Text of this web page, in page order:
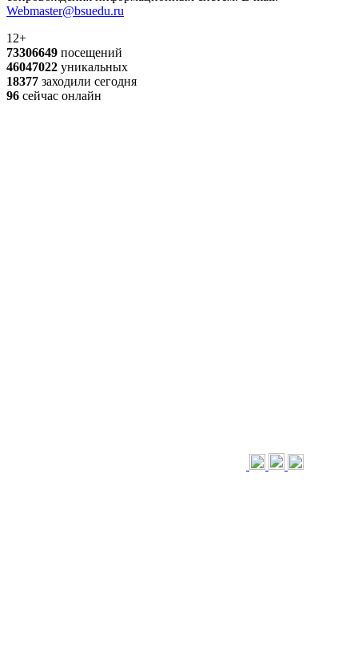
Webmaster@bsuedu.ru
12+
73306649 посещений
46047022 уникальных
18377 заходили сегодня
96 сейчас онлайн